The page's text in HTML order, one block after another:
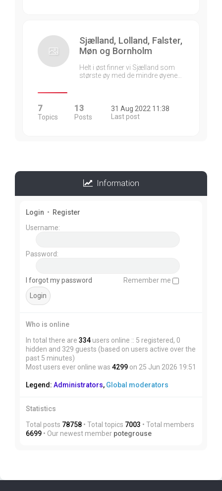
Sjælland, Lolland, Falster,
Møn og Bornholm
Helt i øst finner vi Sjælland som
største øy med de mindre øyene…
7
Topics
13
Posts
31 Aug 2022 11:38
Last post
Information
Login • Register
Username:
Password:
I forgot my password Remember me
Who is online
In total there are 334 users online :: 5 registered, 0
hidden and 329 guests (based on users active over the
past 5 minutes)
Most users ever online was 4299 on 25 Jun 2026 19:51
Legend: Administrators, Global moderators
Statistics
Total posts 78758 • Total topics 7003 • Total members
6699 • Our newest member potegrouse